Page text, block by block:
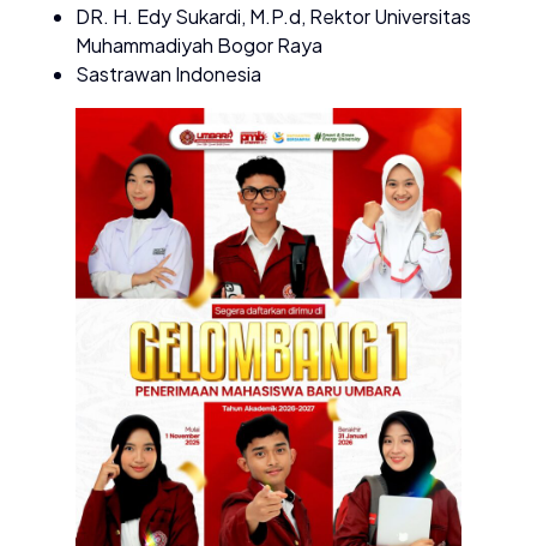
DR. H. Edy Sukardi, M.P.d, Rektor Universitas
Muhammadiyah Bogor Raya
Sastrawan Indonesia